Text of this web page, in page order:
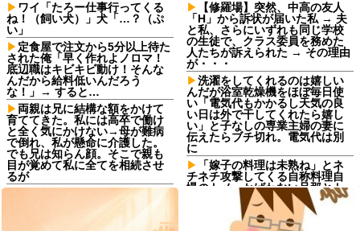
ワイ「たろー仕事行ってくる
ね！（飼い犬）」犬「…？（ぷ
い」
定食屋で注文から5分以上待た
された俺「早く作れよノロマ！
底辺職はキビキビ動け！そんな
んだから給料低いんだろう
な！」→ すると…
両親は兄に結構な額をかけて
育ててきた。私には高卒で働け
と全く気にかけない→母が難病
で倒れ、私が懸命に介護した。
でも兄は知らん顔。そこで親も
目が覚めて私に全てを相続させ
るが
同期との昼飯。餃子定食の量
が多く食ってもらおうと思った
ら俺の餃子にタレと酢を直接か
【修羅場】突然、中高の友人
「H」から訴状が届いた私 → 夫
と私、さらにいずれも同じ学校
の生徒で、クラス委員を務めた
人たちが訴えられた → その理由
が・・・
洗濯をしてくれるのは嬉しい
んだが浴室乾燥機をほぼ毎日使
い「電気代もかかるし天気の良
い日は外で干してくれたら嬉し
い」と子なしの専業主婦の妻に
伝えたらブチ切れ。電気代は別
に
「嫁子の料理は未熟ね」とネ
チネチ攻撃してくる自称料理自
慢のトメ。かばわない旦那とト
メの台所を壊滅させるDQN返し
を仕掛けて実家に脱出←かばわ
ない旦那も一緒に痛い目見ろ